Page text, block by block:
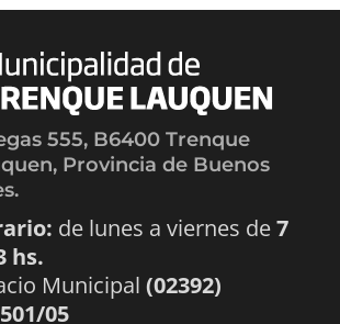
555, B6400 Trenque
Provincia de Buenos
de lunes a viernes de7
hs.
Municipal (02392)
05